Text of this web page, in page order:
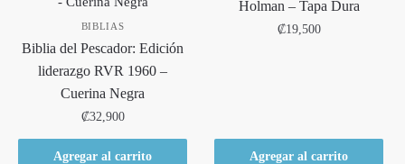
BIBLIAS
Biblia del Pescador: Edición
liderazgo RVR 1960 –
Cuerina Negra
₡32,900
Agregar al carrito
Holman – Tapa Dura
₡19,500
Agregar al carrito